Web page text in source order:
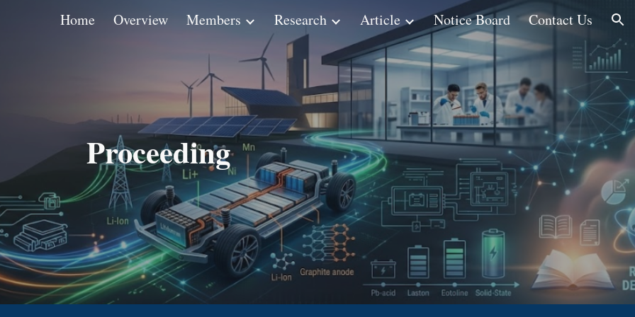
to main content Skip to navigation
Home Overview Members Research Article Notice Board Contact Us
Proceeding